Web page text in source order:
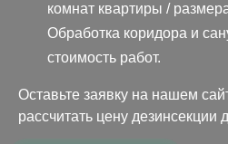
комнат квартиры /
Обработка коридора и
стоимость работ.
Оставьте заявку на нашем
рассчитать цену